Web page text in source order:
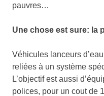
pauvres…
Une chose est sure: la
Véhicules lanceurs
reliées à un système
L’objectif est aussi
polices, pour un cout de